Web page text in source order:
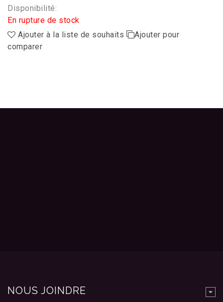
Disponibilité:
En rupture de stock
Ajouter à la liste de souhaits
Ajouter pour
comparer
NOUS JOINDRE